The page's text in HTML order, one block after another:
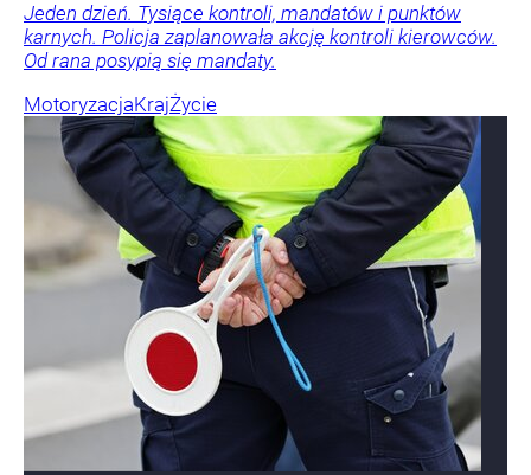
Jeden dzień. Tysiące kontroli, mandatów i punktów
karnych. Policja zaplanowała akcję kontroli kierowców.
Od rana posypią się mandaty.
MotoryzacjaKrajŻycie